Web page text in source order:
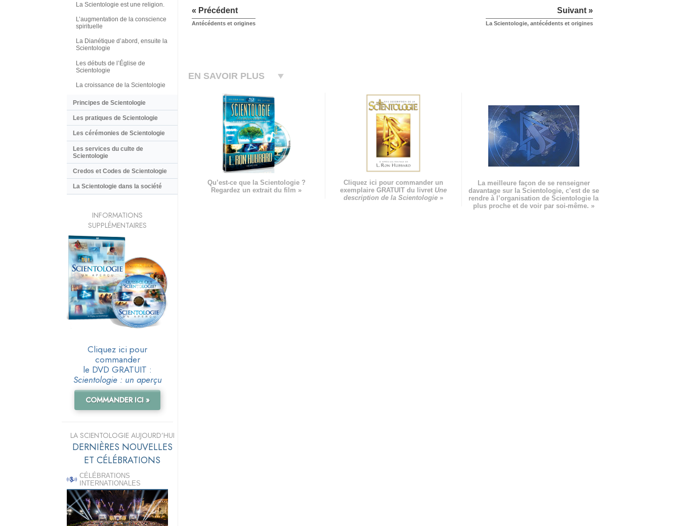
« Précédent
Antécédents et origines
Suivant »
La Scientologie, antécédents et origines
EN SAVOIR PLUS
Qu’est-ce que la Scientologie ?
Regardez un extrait du film »
Cliquez ici pour commander un
exemplaire GRATUIT du livret Une
description de la Scientologie»
La meilleure façon de se renseigner
davantage sur la Scientologie, c’est de se
rendre à l’organisation de Scientologie la
plus proche et de voir par soi-même. »
La Scientologie est une religion.
L’augmentation de la conscience
spirituelle
La Dianétique d’abord, ensuite la
Scientologie
Les débuts de l’Église de
Scientologie
La croissance de la Scientologie
Principes de Scientologie
Les pratiques de Scientologie
Les cérémonies de Scientologie
Les services du culte de
Scientologie
Credos et Codes de Scientologie
La Scientologie dans la société
INFORMATIONS
SUPPLÉMENTAIRES
Cliquez ici pour
commander
le DVD GRATUIT :
Scientologie : un aperçu
COMMANDER ICI »
LA SCIENTOLOGIE AUJOURD’HUI
DERNIÈRES NOUVELLES
ET CÉLÉBRATIONS
CÉLÉBRATIONS
INTERNATIONALES